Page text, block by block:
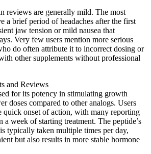
reviews are generally mild. The most
a brief period of headaches after the first
jaw tension or mild nausea that
Very few users mention more serious
do often attribute it to incorrect dosing or
other supplements without professional
and Reviews
for its potency in stimulating growth
doses compared to other analogs. Users
quick onset of action, with many reporting
a week of starting treatment. The peptide’s
typically taken multiple times per day,
but also results in more stable hormone